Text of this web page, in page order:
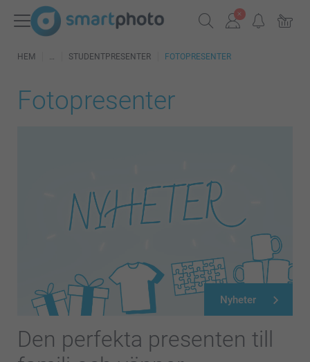
HEM STUDENTPRESENTER FOTOPRESENTER
Fotopresenter
Den perfekta presenten till
Nyheter